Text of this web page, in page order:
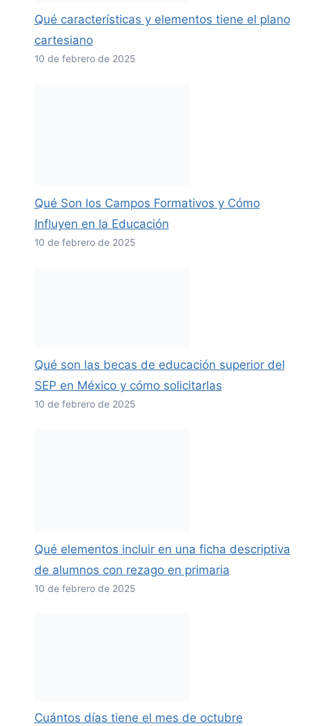
Qué características y elementos tiene el plano
cartesiano
10 de febrero de 2025
Qué Son los Campos Formativos y Cómo
Influyen en la Educación
10 de febrero de 2025
Qué son las becas de educación superior del
SEP en México y cómo solicitarlas
10 de febrero de 2025
Qué elementos incluir en una ficha descriptiva
de alumnos con rezago en primaria
10 de febrero de 2025
Cuántos días tiene el mes de octubre